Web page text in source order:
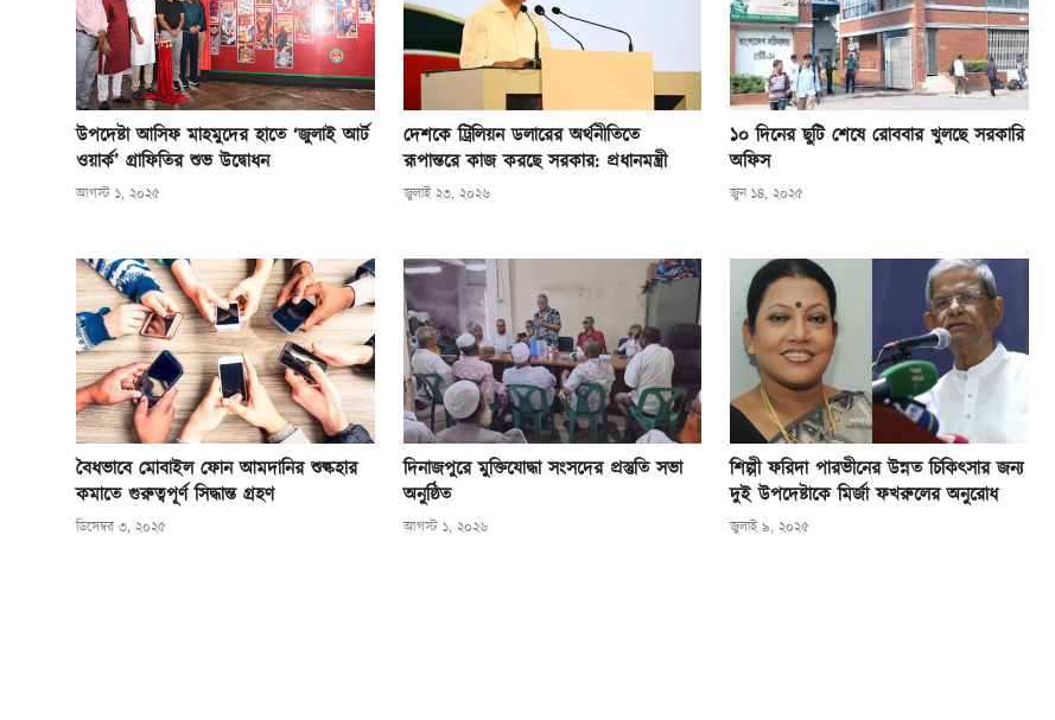
উপদেষ্টা আসিফ মাহমুদের হাতে ‘জুলাই আর্ট
ওয়ার্ক’ গ্রাফিতির শুভ উদ্বোধন
আগস্ট ১, ২০২৫
দেশকে ট্রিলিয়ন ডলারের অর্থনীতিতে
রূপান্তরে কাজ করছে সরকার: প্রধানমন্ত্রী
জুলাই ২৩, ২০২৬
১০ দিনের ছুটি শেষে রোববার খুলছে সরকারি
অফিস
জুন ১৪, ২০২৫
বৈধভাবে মোবাইল ফোন আমদানির শুল্কহার
কমাতে গুরুত্বপূর্ণ সিদ্ধান্ত গ্রহণ
ডিসেম্বর ৩, ২০২৫
দিনাজপুরে মুক্তিযোদ্ধা সংসদের প্রস্তুতি সভা
অনুষ্ঠিত
আগস্ট ১, ২০২৬
শিল্পী ফরিদা পারভীনের উন্নত চিকিৎসার জন্য
দুই উপদেষ্টাকে মির্জা ফখরুলের অনুরোধ
জুলাই ৯, ২০২৫